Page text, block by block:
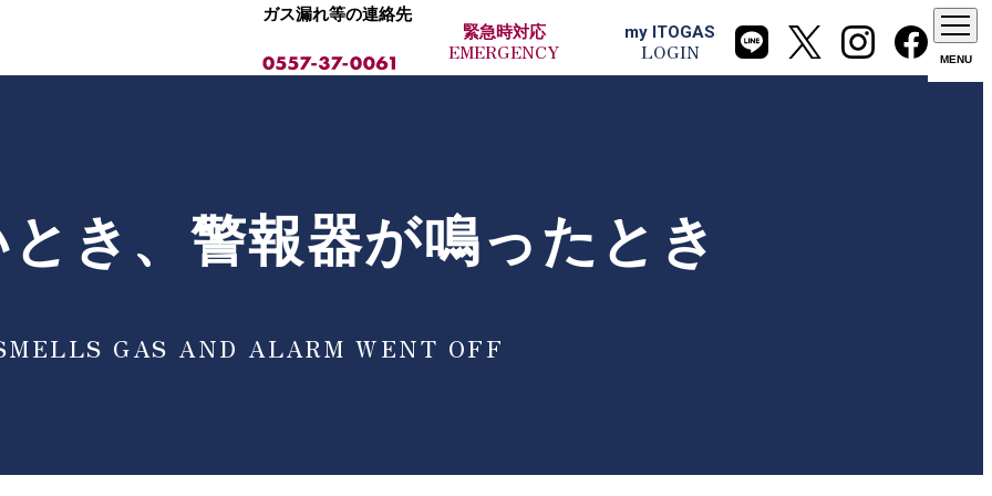
ガス漏れ等の連絡先
緊急時対応
EMERGENCY
my ITOGAS
LOGIN MENU
き、警報器が鳴ったとき
GAS AND ALARM WENT OFF